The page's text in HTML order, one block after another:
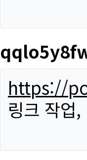
https://
링크 작업